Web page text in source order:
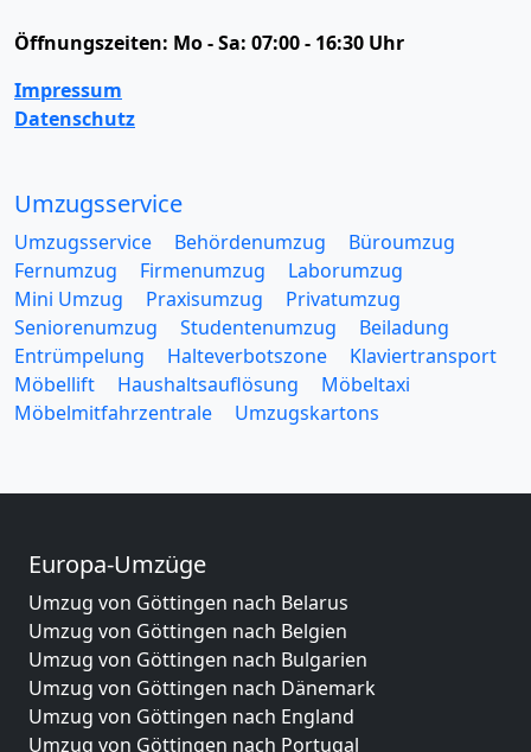
Öffnungszeiten: Mo - Sa: 07:00 - 16:30 Uhr
Impressum
Datenschutz
Umzugsservice
Umzugsservice Behördenumzug
Büroumzug
Fernumzug
Firmenumzug
Laborumzug
Mini Umzug
Praxisumzug
Privatumzug
Seniorenumzug
Studentenumzug
Beiladung
Entrümpelung
Halteverbotszone
Klaviertransport
Möbellift
Haushaltsauflösung
Möbeltaxi
Möbelmitfahrzentrale
Umzugskartons
Europa-Umzüge
Umzug von Göttingen nach Belarus
Umzug von Göttingen nach Belgien
Umzug von Göttingen nach Bulgarien
Umzug von Göttingen nach Dänemark
Umzug von Göttingen nach England
Umzug von Göttingen nach Portugal